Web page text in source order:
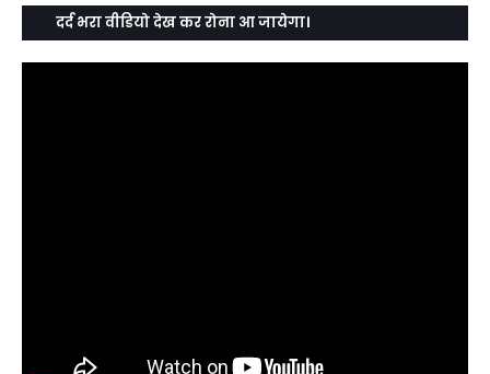
दर्द भरा वीडियो देख कर रोना आ जायेगा।